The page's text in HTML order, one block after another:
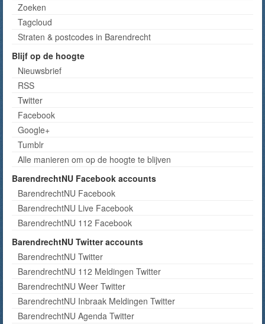
Zoeken
Tagcloud
Straten & postcodes in Barendrecht
Blijf op de hoogte
Nieuwsbrief
RSS
Twitter
Facebook
Google+
Tumblr
Alle manieren om op de hoogte te blijven
BarendrechtNU Facebook accounts
BarendrechtNU Facebook
BarendrechtNU Live Facebook
BarendrechtNU 112 Facebook
BarendrechtNU Twitter accounts
BarendrechtNU Twitter
BarendrechtNU 112 Meldingen Twitter
BarendrechtNU Weer Twitter
BarendrechtNU Inbraak Meldingen Twitter
BarendrechtNU Agenda Twitter